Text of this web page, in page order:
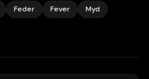
Feder Fever
Myd